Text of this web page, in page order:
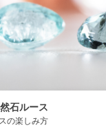
石ルース
の楽しみ方